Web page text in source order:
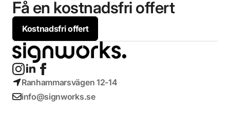
Få en kostnadsfri offert
Kostnadsfri offert
Ranhammarsvägen 12-14
info@signworks.se